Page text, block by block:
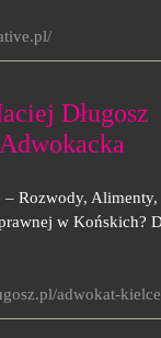
Długosz
Rozwody, Alimenty,
w Końskich?
adwokat-